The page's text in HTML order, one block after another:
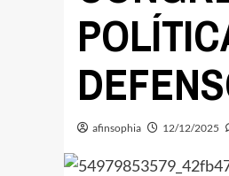
afinsophia 12/12/2025